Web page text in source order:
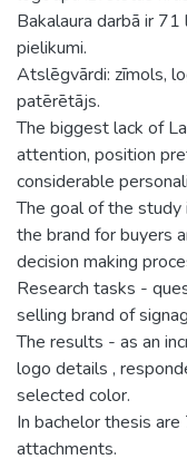
Bakalaura darbā ir
pielikumi.
Atslēgvārdi: zīmols,
patērētājs.
The biggest lack of
attention, position
considerable
The goal of the
the brand for buyers
decision making
Research tasks -
selling brand of
The results - as an
logo details ,
selected color.
In bachelor thesis
attachments.